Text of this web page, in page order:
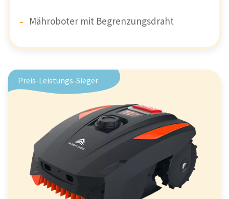
Mähroboter mit Begrenzungsdraht
Preis-Leistungs-Sieger